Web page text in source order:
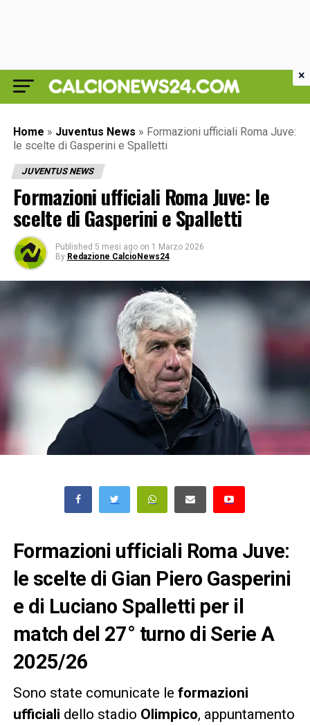
Home » Juventus News » Formazioni ufficiali Roma Juve:
le scelte di Gasperini e Spalletti
JUVENTUS NEWS
Formazioni ufficiali Roma Juve: le
scelte di Gasperini e Spalletti
Published 5 mesi ago on 1 Marzo 2026
By Redazione CalcioNews24
Formazioni ufficiali Roma Juve:
le scelte di Gian Piero Gasperini
e di Luciano Spalletti per il
match del 27° turno di Serie A
2025/26
Sono state comunicate le formazioni
ufficiali dello stadio Olimpico, appuntamento
×